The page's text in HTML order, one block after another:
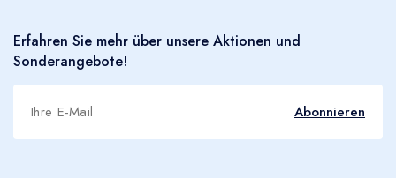
Erfahren Sie mehr über unsere Aktionen und
Sonderangebote!
Abonnieren